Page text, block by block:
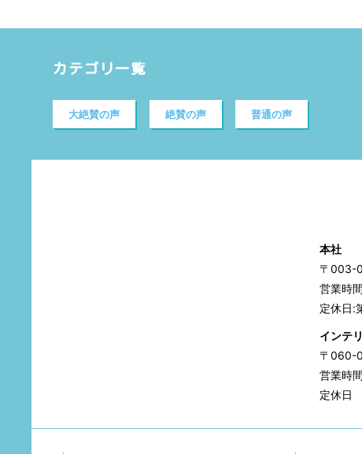
カテゴリ一覧
大絶賛の声 絶賛の声 普通の声
本社
〒
営業時
定休日:
インテ
〒
営業時
定休日